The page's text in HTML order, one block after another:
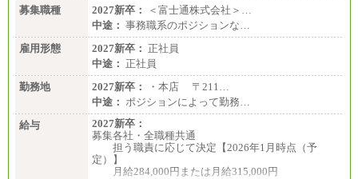
※交通費：月5万円まで
募集職種
2027新卒：
＜富士通株式会社＞…
中途： 事務職系のポジションな…
雇用形態
2027新卒： 正社員
中途： 正社員
勤務地
2027新卒：
・本店 〒211…
中途： ポジションによって勤務…
給与
2027新卒：
募集各社・全職種共通
担う職責に応じて決定【2026年1月時点（予
定）】
月給284,000円または月給315,000円